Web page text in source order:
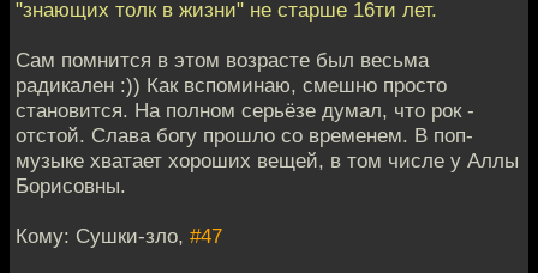
"знающих толк в жизни" не старше 16ти лет.
Сам помнится в этом возрасте был весьма
радикален :)) Как вспоминаю, смешно просто
становится. На полном серьёзе думал, что рок -
отстой. Слава богу прошло со временем. В поп-
музыке хватает хороших вещей, в том числе у Аллы
Борисовны.
Кому: Сушки-зло, #47